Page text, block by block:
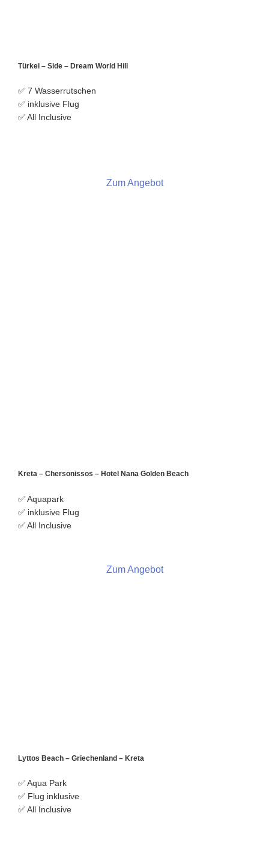
Türkei – Side – Dream World Hill
✅ 7 Wasserrutschen
✅ inklusive Flug
✅ All Inclusive
Zum Angebot
Kreta – Chersonissos – Hotel Nana Golden Beach
✅ Aquapark
✅ inklusive Flug
✅ All Inclusive
Zum Angebot
Lyttos Beach – Griechenland – Kreta
✅ Aqua Park
✅ Flug inklusive
✅ All Inclusive